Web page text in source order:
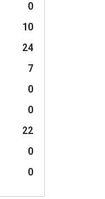
0
10
24
7
0
0
22
0
0